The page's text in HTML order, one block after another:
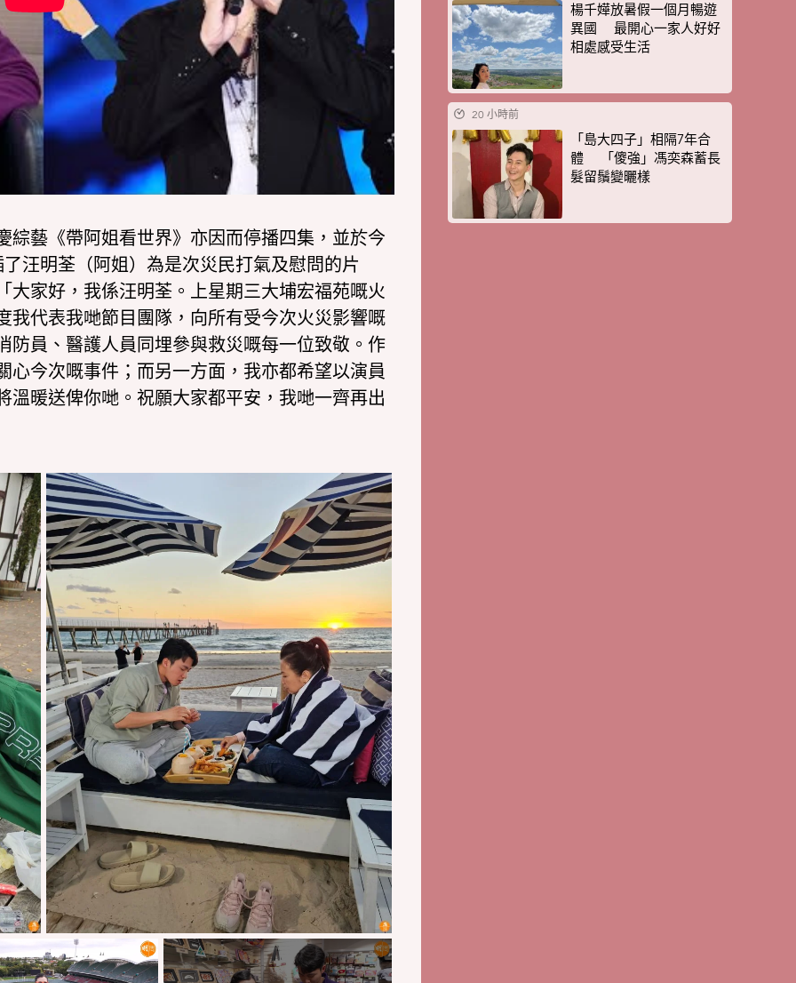
綜藝《帶阿姐看世界》亦因而停播四集，並於今
汪明荃（阿姐）為是次災民打氣及慰問的片
大家好，我係汪明荃。上星期三大埔宏福苑嘅火
我代表我哋節目團隊，向所有受今次火災影響嘅
防員、醫護人員同埋參與救災嘅每一位致敬。作
心今次嘅事件；而另一方面，我亦都希望以演員
溫暖送俾你哋。祝願大家都平安，我哋一齊再出
楊千嬅放暑假一個月暢遊
異國 最開心一家人好好
相處感受生活
20 小時前
「島大四子」相隔7年合
體 「傻強」馮奕森蓄長
髮留鬚變曬樣